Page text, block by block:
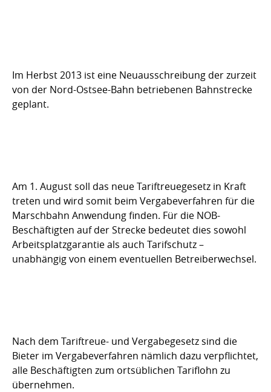
Im Herbst 2013 ist eine Neuausschreibung der zurzeit
von der Nord-Ostsee-Bahn betriebenen Bahnstrecke
geplant.
Am 1. August soll das neue Tariftreuegesetz in Kraft
treten und wird somit beim Vergabeverfahren für die
Marschbahn Anwendung finden. Für die NOB-
Beschäftigten auf der Strecke bedeutet dies sowohl
Arbeitsplatzgarantie als auch Tarifschutz –
unabhängig von einem eventuellen Betreiberwechsel.
Nach dem Tariftreue- und Vergabegesetz sind die
Bieter im Vergabeverfahren nämlich dazu verpflichtet,
alle Beschäftigten zum ortsüblichen Tariflohn zu
übernehmen.